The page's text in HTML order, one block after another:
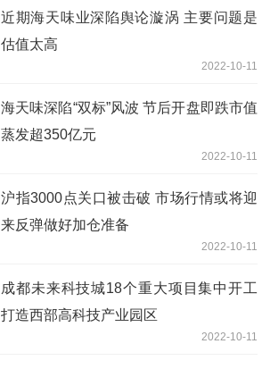
近期海天味业深陷舆论漩涡 主要问题是
估值太高
2022-10-11
海天味深陷“双标”风波 节后开盘即跌市值
蒸发超350亿元
2022-10-11
沪指3000点关口被击破 市场行情或将迎
来反弹做好加仓准备
2022-10-11
成都未来科技城18个重大项目集中开工
打造西部高科技产业园区
2022-10-11